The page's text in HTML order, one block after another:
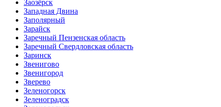
Заозёрск
Западная Двина
Заполярный
Зарайск
Заречный Пензенская область
Заречный Свердловская область
Заринск
Звенигово
Звенигород
Зверево
Зеленогорск
Зеленоградск